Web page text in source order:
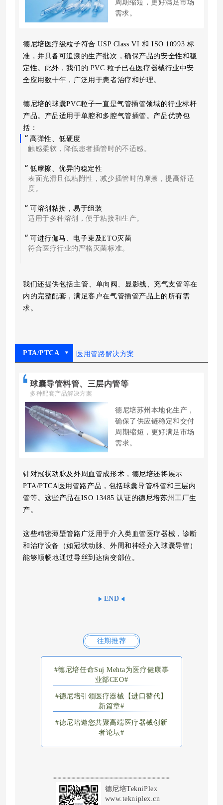
周期缩短，更好满足市场
需求。
德尼培医疗级粒子符合 USP Class VI 和 ISO 10993 标
准，并具备可追溯的生产批次，确保产品的安全性和稳
定性。此外，我们的 PVC 粒子已在医疗器械行业中安
全应用数十年，广泛用于患者治疗和护理。
德尼培的球囊PVC粒子一直是气管插管领域的行业标杆
产品。产品适用于单腔和多腔气管插管。产品优势包
括：
高弹性、低硬度
触感柔软，降低患者插管时的不适感。
低摩擦、优异的稳定性
表面光滑且低粘附性，减少插管时的摩擦，提高舒适
度。
可溶剂粘接，易于组装
适用于多种溶剂，便于粘接和生产。
可进行伽马、电子束及ETO灭菌
符合医疗行业的严格灭菌标准。
我们还提供包括主管
、单向阀、显影线、充气支管等在
内的完整配套，满足客户在气管插管产品上的所有需
求。
PTA/PTCA 医用管路解决方案
球囊导管料管、三层内管等
多种配套产品解决方案
德尼培苏州本地化生产，
确保了供应链稳定和交付
周期缩短，更好满足市场
需求。
针对冠状动脉及外周血管成形术，德尼培还将展示
PTA/PTCA医用管路产品，包括球囊导管料管和三层内
管等。这些产品在ISO 13485 认证的德尼培苏州工厂生
产。
这些精密薄壁管路广泛用于介入类血管医疗器械，诊断
和治疗设备（如冠状动脉、外周和神经介入球囊导管）
能够顺畅地通过导丝到达病变部位。
END
往期推荐
#德尼培任命Suj Mehta为医疗健康事
业部CEO#
#德尼培引领医疗器械【进口替代】
新篇章#
#德尼培邀您共聚高端医疗器械创新
者论坛#
德尼培TekniPlex
www.tekniplex.cn